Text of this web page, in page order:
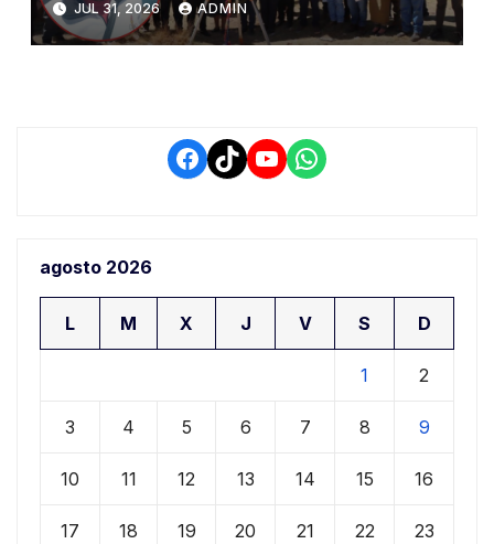
demora que pone en riesgo a
conductores
JUL 31, 2026 ADMIN
Facebook
TikTokYouTube
WhatsApp
agosto 2026
L M X J V S D
1 2
3 4 5 6 7 8 9
10 11 12 13 14 15 16
17 18 19 20 21 22 23